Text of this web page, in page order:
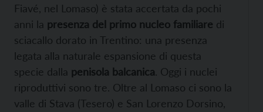
Fiavé, nel Lomaso) è stata accertata da pochi
anni la presenza del primo nucleo familiare di
sciacallo dorato in Trentino: una presenza
legata alla naturale espansione di questa
specie dalla penisola balcanica. Oggi i nuclei
riproduttivi sono tre. Oltre al Lomaso ci sono la
valle di Stava (Tesero) e San Lorenzo Dorsino,